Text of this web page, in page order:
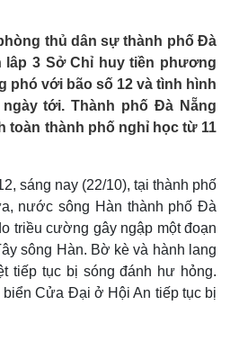
thủ dân sự thành phố Đà
lâp 3 Sở Chỉ huy tiền phương
phó với bão số 12 và tình hình
tới. Thành phố Đà Nẵng
toàn thành phố nghỉ học từ 11
sáng nay (22/10), tại thành phố
nước sông Hàn thành phố Đà
triều cường gây ngập một đoạn
sông Hàn. Bờ kè và hành lang
tiếp tục bị sóng đánh hư hỏng.
Cửa Đại ở Hội An tiếp tục bị